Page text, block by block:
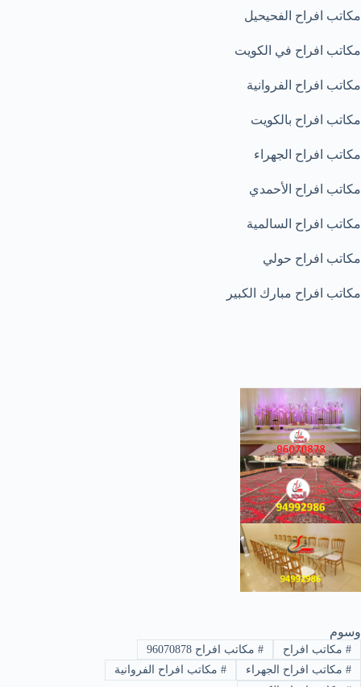
مكاتب افراح الفحيحيل
مكاتب افراح في الكويت
مكاتب افراح الفروانية
مكاتب افراح بالكويت
مكاتب افراح الجهراء
مكاتب افراح الأحمدي
مكاتب افراح السالمية
مكاتب افراح حولي
مكاتب افراح مبارك الكبير
وسوم
#مكاتب افراح #مكاتب افراح 96070878
#مكاتب افراح الجهراء #مكاتب افراح الفروانية